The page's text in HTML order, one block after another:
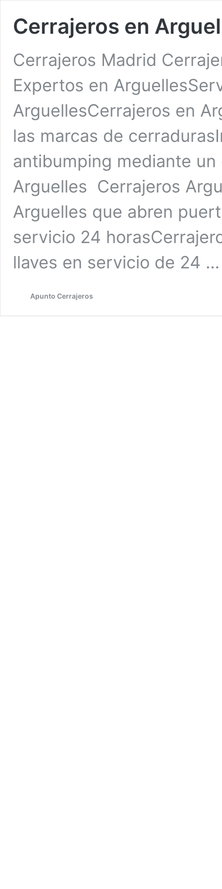
Cerrajeros en
Cerrajeros Madrid
Expertos en
ArguellesCerrajeros en
las marcas de
antibumping mediante
Arguelles Cerrajeros
Arguelles que abren
servicio 24
llaves en servicio de 24
Apunto Cerrajeros